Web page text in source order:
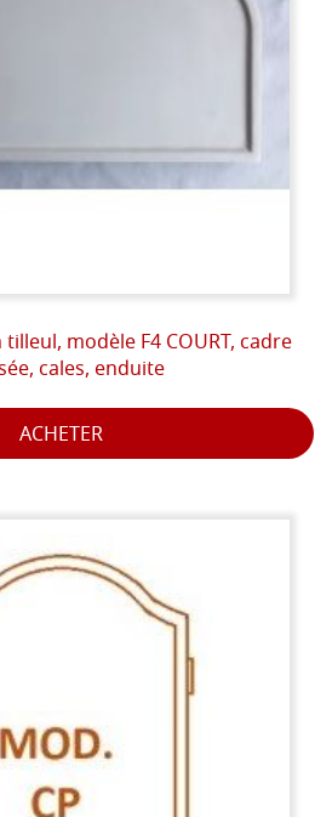
modèle F4 COURT, cadre
cales, enduite
ACHETER